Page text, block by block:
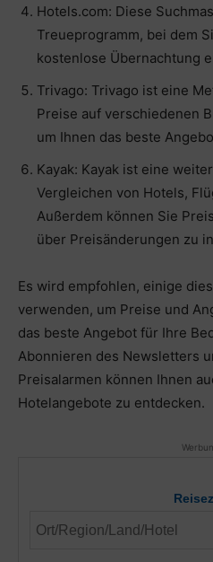
Hotels.com: Diese
Treueprogramm, bei dem
kostenlose Übernachtung
Trivago: Trivago ist eine
Preise auf verschiedenen
um Ihnen das beste
Kayak: Kayak ist eine
Vergleichen von Hotels,
Außerdem können Sie
über Preisänderungen zu
Es wird empfohlen, einige
verwenden, um Preise und
das beste Angebot für Ihre
Abonnieren des Newsletters
Preisalarmen können Ihnen
Hotelangebote zu entdecken.